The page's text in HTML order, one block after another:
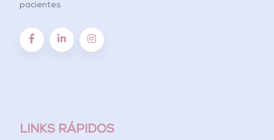
pacientes
LINKS RÁPIDOS